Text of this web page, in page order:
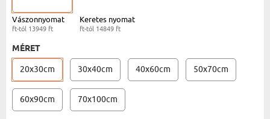
Vászonnyomat
ft-tól 13949 ft
Keretes nyomat
ft-tól 14849 ft
MÉRET
20x30cm 30x40cm 40x60cm 50x70cm
60x90cm 70x100cm